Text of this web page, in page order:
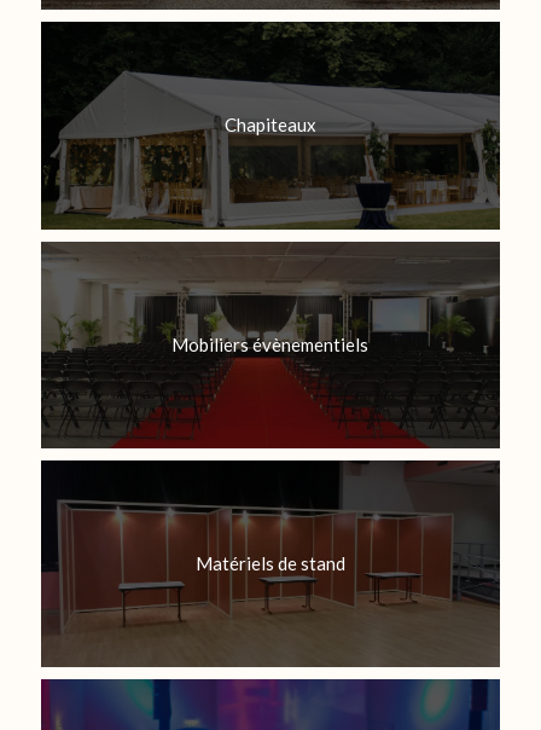
Chapiteaux
Mobiliers évènementiels
Matériels de stand